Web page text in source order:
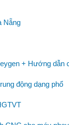
Nẵng
+ Hướng dẫn
động dạng phổ